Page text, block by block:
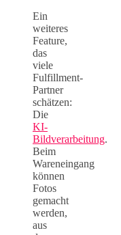
Ein
weiteres
Feature,
das
viele
Fulfillment-
Partner
schätzen:
Die
KI-
Bildverarbeitung.
Beim
Wareneingang
können
Fotos
gemacht
werden,
aus